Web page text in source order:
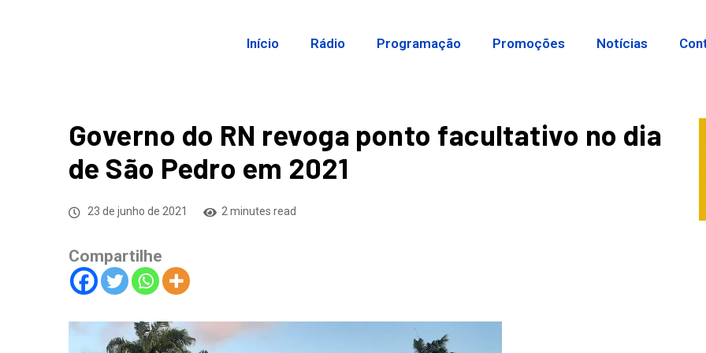
Início Rádio Programação Promoções Notícias
Governo do RN revoga ponto facultativo no dia
de São Pedro em 2021
23 de junho de 2021 2 minutes read
Compartilhe